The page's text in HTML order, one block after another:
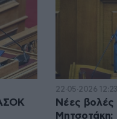
22·05·2026 12:23
Νέες
Μητσοτάκη: